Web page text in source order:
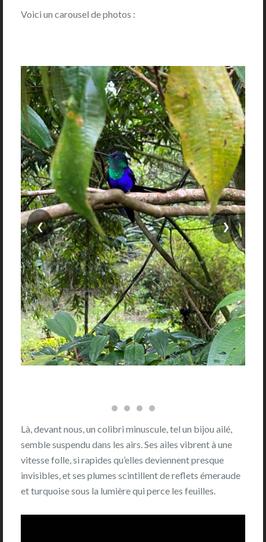
Voici un carousel de photos :
❮ ❯
Là, devant nous, un colibri minuscule, tel un bijou ailé,
semble suspendu dans les airs. Ses ailes vibrent à une
vitesse folle, si rapides qu’elles deviennent presque
invisibles, et ses plumes scintillent de reflets émeraude
et turquoise sous la lumière qui perce les feuilles.